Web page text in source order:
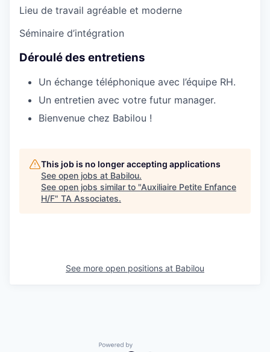
Lieu de travail agréable et moderne
Séminaire d’intégration
Déroulé des entretiens
Un échange téléphonique avec l’équipe RH.
Un entretien avec votre futur manager.
Bienvenue chez Babilou !
This job is no longer accepting applications
See open jobs at Babilou.
See open jobs similar to "Auxiliaire Petite Enfance
H/F" TA Associates.
See more open positions at Babilou
Powered by Getro.com